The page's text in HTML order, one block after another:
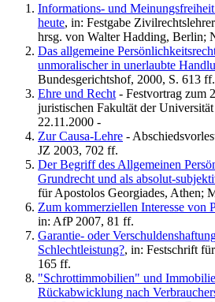
Informations- und
heute, in: Festgabe
hrsg. von Walter Hadding, Berlin;
Das allgemeine
unmoralischer in unerlaubte
Bundesgerichtshof, 2000, S. 613 ff.
Ehre und Recht - Festvortrag zum
juristischen Fakultät der
22.11.2000 -
Zur Causa-Lehre -
JZ 2003, 702 ff.
Der Begriff des Allgemeinen
Grundrecht und als absolut-
für Apostolos Georgiades, Athen;
Zum kommerziellen Interesse von
in: AfP 2007, 81 ff.
Garantie- oder
Schlechtleistung?, in: Festschrift
165 ff.
"Schrottimmobilien" und
Rückabwicklung nach